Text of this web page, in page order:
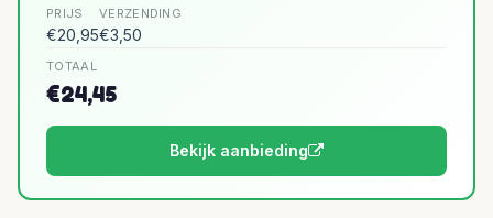
PRIJS
€20,95
VERZENDING
€3,50
TOTAAL
€24,45
Bekijk aanbieding